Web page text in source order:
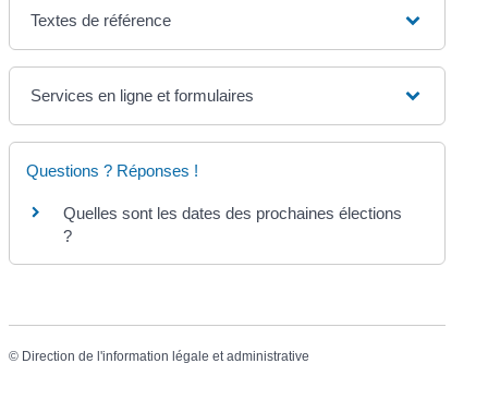
Textes de référence
Services en ligne et formulaires
Questions ? Réponses !
Quelles sont les dates des prochaines élections
?
© Direction de l'information légale et administrative